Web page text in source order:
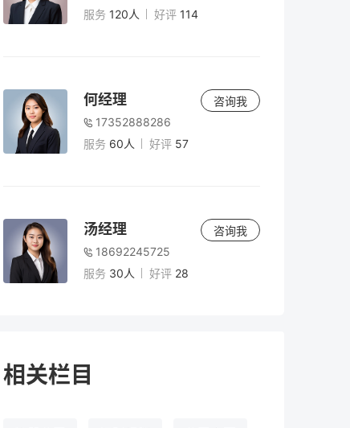
服务 120人 好评 114
何经理
17352888286
服务 60人 好评 57
咨询我
汤经理
18692245725
服务 30人 好评 28
咨询我
相关栏目